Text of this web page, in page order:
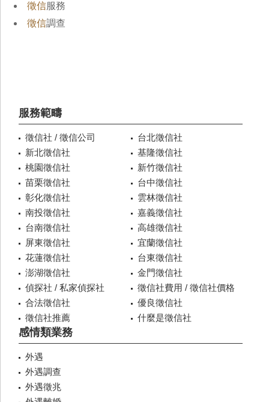
徵信服務
徵信調查
服務範疇
徵信社 / 徵信公司
台北徵信社
新北徵信社
基隆徵信社
桃園徵信社
新竹徵信社
苗栗徵信社
台中徵信社
彰化徵信社
雲林徵信社
南投徵信社
嘉義徵信社
台南徵信社
高雄徵信社
屏東徵信社
宜蘭徵信社
花蓮徵信社
台東徵信社
澎湖徵信社
金門徵信社
偵探社 / 私家偵探社
徵信社費用 / 徵信社價格
合法徵信社
優良徵信社
徵信社推薦
什麼是徵信社
感情類業務
外遇
外遇調查
外遇徵兆